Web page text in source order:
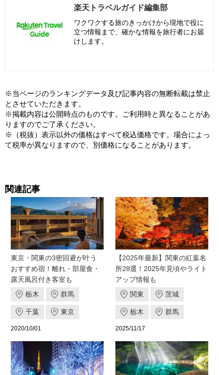
楽天トラベルガイド編集部
ワクワクする旅のきっかけから現地で役に
立つ情報まで、確かな情報を旅行者にお届
けします。
※当ページのランキングデータ及び記事内容の無断転載は禁止
とさせていただきます。
※掲載内容は公開時点のものです。ご利用時と異なることがあ
りますのでご了承ください。
※（税抜）表示以外の価格はすべて税込価格です。場合によっ
て税率が異なりますので、別価格になることがあります。
関連記事
東京・関東の3密回避が叶う
おすすめ宿！離れ・部屋食・
露天風呂付き客室も
栃木
群馬
千葉 東京
2020/10/01
【2025年最新】関東の紅葉名
所28選！2025年見頃やライト
アップ情報も
関東
茨城
栃木 群馬
2025/11/17